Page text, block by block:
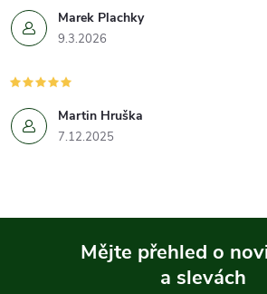
Marek Plachky
9.3.2026
Martin Hruška
7.12.2025
Mějte přehled o
a slevách